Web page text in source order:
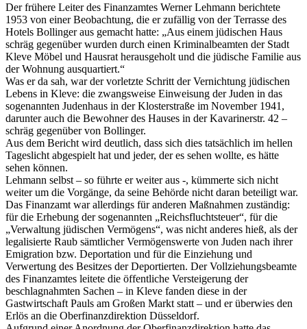
Der frühere Leiter des Finanzamtes Werner Lehmann berichtete
1953 von einer Beobachtung, die er zufällig von der Terrasse des
Hotels Bollinger aus gemacht hatte: „Aus einem jüdischen Haus
schräg gegenüber wurden durch einen Kriminalbeamten der Stadt
Kleve Möbel und Hausrat herausgeholt und die jüdische Familie aus
der Wohnung ausquartiert.“
Was er da sah, war der vorletzte Schritt der Vernichtung jüdischen
Lebens in Kleve: die zwangsweise Einweisung der Juden in das
sogenannten Judenhaus in der Klosterstraße im November 1941,
darunter auch die Bewohner des Hauses in der Kavarinerstr. 42 –
schräg gegenüber von Bollinger.
Aus dem Bericht wird deutlich, dass sich dies tatsächlich im hellen
Tageslicht abgespielt hat und jeder, der es sehen wollte, es hätte
sehen können.
Lehmann selbst – so führte er weiter aus -, kümmerte sich nicht
weiter um die Vorgänge, da seine Behörde nicht daran beteiligt war.
Das Finanzamt war allerdings für anderen Maßnahmen zuständig:
für die Erhebung der sogenannten „Reichsfluchtsteuer“, für die
„Verwaltung jüdischen Vermögens“, was nicht anderes hieß, als der
legalisierte Raub sämtlicher Vermögenswerte von Juden nach ihrer
Emigration bzw. Deportation und für die Einziehung und
Verwertung des Besitzes der Deportierten. Der Vollziehungsbeamte
des Finanzamtes leitete die öffentliche Versteigerung der
beschlagnahmten Sachen – in Kleve fanden diese in der
Gastwirtschaft Pauls am Großen Markt statt – und er überwies den
Erlös an die Oberfinanzdirektion Düsseldorf.